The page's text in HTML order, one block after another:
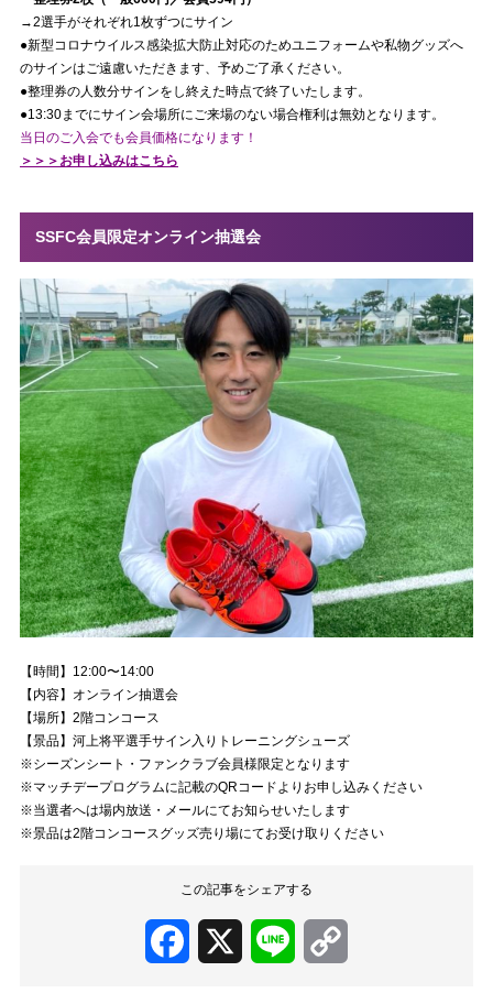
→2選手がそれぞれ1枚ずつにサイン
●新型コロナウイルス感染拡大防止対応のためユニフォームや私物グッズへ
のサインはご遠慮いただきます、予めご了承ください。
●整理券の人数分サインをし終えた時点で終了いたします。
●13:30までにサイン会場所にご来場のない場合権利は無効となります。
当日のご入会でも会員価格になります！
＞＞＞お申し込みはこちら
SSFC会員限定オンライン抽選会
【時間】12:00〜14:00
【内容】オンライン抽選会
【場所】2階コンコース
【景品】河上将平選手サイン入りトレーニングシューズ
※シーズンシート・ファンクラブ会員様限定となります
※マッチデープログラムに記載のQRコードよりお申し込みください
※当選者へは場内放送・メールにてお知らせいたします
※景品は2階コンコースグッズ売り場にてお受け取りください
この記事をシェアする
Facebook Line